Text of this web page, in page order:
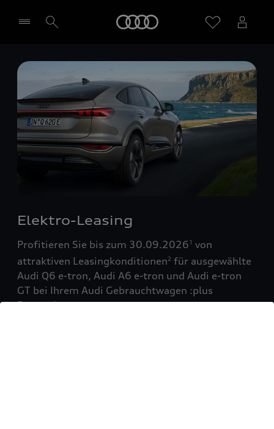
Händler wählen
Elektro-Leasing
Profitieren Sie bis zum 30.09.20261 von
attraktiven Leasingkonditionen2 für ausgewählte
Audi Q6 e-tron, Audi A6 e-tron und Audi e-tron
GT bei Ihrem Audi Gebrauchtwagen :plus
Partner!